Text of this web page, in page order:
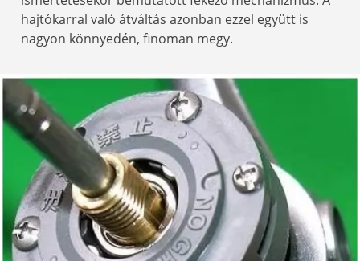
hajtókarral való átváltás azonban ezzel együtt is
nagyon könnyedén, finoman megy.